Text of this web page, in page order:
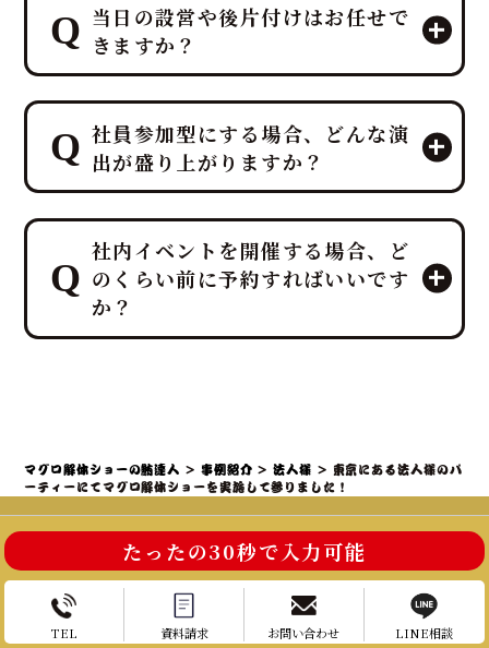
お電話はこちら お問い合わせ
たったの30秒で入力可能
TEL 資料請求 お問い合わせ LINE相談
当日の設営や後片付けはお任せで
きますか？
はい、すべて「鮪達人」にお任せくだ
さい！ 幹事様や会場スタッフ様のお手
間は最小限に抑え、イベントに集中し
ていただける万全のサポート体制で臨
みます。
ホテルレベルのおもてなしをコンセプ
トにしており、企画・演出だけでな
く、設営から撤収まで全てを対応させ
ていただきます。
社員参加型にする場合、どんな演
出が盛り上がりますか？
プロのMCと、効果的なBGM・音響で
一体感のあるエンタメショーとなり、
大迫力の40キロ以上の「マグロ解体シ
ョー」や新鮮な部位の「最高の食体
験」レポートなどを通じて、会場の話
社内イベントを開催する場合、ど
のくらい前に予約すればいいです
か？
特に、大規模なイベントや、忘年会・
新年会・歓送迎会などの繁忙期（11月
～4月頃）は、職人やマグロの仕入れ、
会場の調整が集中するため、お早めの
ご連絡が必須となります。
マグロ解体ショーの鮪達人 > 事例紹介 >法人様 >
東京にある法人様のパ
ーティーにてマグロ解体ショーを実施して参りました！